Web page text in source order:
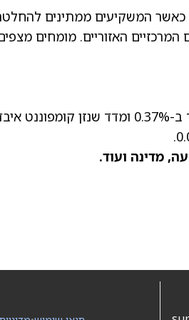
כאשר המשקיעים ממתינים
האזוריים. מומחים
מדד האנג סנג של הונג קונג ירד ב-1.44%. בסין, מדד שנחאי קומפוזיט ירד ב-0.37% ומדד שנזן קומפוננט
מדינה ועוד.